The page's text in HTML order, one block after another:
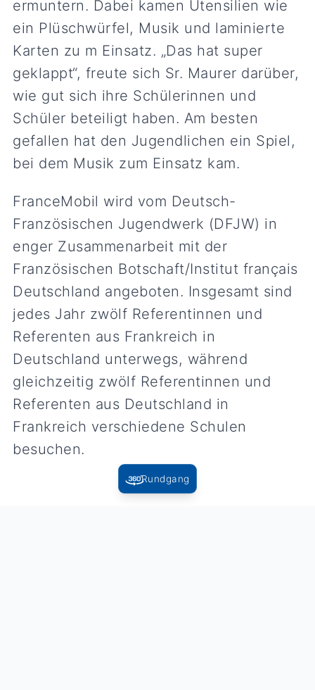
ermuntern. Dabei kamen Utensilien wie
ein Plüschwürfel, Musik und laminierte
Karten zu m Einsatz. „Das hat super
geklappt“, freute sich Sr. Maurer darüber,
wie gut sich ihre Schülerinnen und
Schüler beteiligt haben. Am besten
gefallen hat den Jugendlichen ein Spiel,
bei dem Musik zum Einsatz kam.
FranceMobil wird vom Deutsch-
Französischen Jugendwerk (DFJW) in
enger Zusammenarbeit mit der
Französischen Botschaft/Institut français
Deutschland angeboten. Insgesamt sind
jedes Jahr zwölf Referentinnen und
Referenten aus Frankreich in
Deutschland unterwegs, während
gleichzeitig zwölf Referentinnen und
Referenten aus Deutschland in
Frankreich verschiedene Schulen
besuchen.
Rundgang